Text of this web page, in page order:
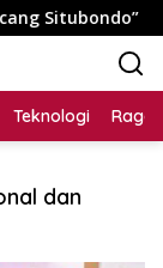
Teknologi
dan